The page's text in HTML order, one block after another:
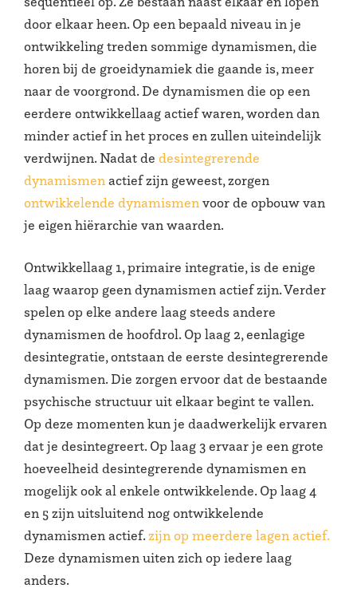
door elkaar heen. Op een bepaald niveau in je
ontwikkeling treden sommige dynamismen, die
horen bij de groeidynamiek die gaande is, meer
naar de voorgrond. De dynamismen die op een
eerdere ontwikkellaag actief waren, worden dan
minder actief in het proces en zullen uiteindelijk
verdwijnen. Nadat de desintegrerende
dynamismenactief zijn geweest, zorgen
ontwikkelende dynamismenvoor de opbouw van
je eigen hiërarchie van waarden.
Ontwikkellaag 1, primaire integratie, is de enige
laag waarop geen dynamismen actief zijn. Verder
spelen op elke andere laag steeds andere
dynamismen de hoofdrol. Op laag 2, eenlagige
desintegratie, ontstaan de eerste desintegrerende
dynamismen. Die zorgen ervoor dat de bestaande
psychische structuur uit elkaar begint te vallen.
Op deze momenten kun je daadwerkelijk ervaren
dat je desintegreert. Op laag 3 ervaar je een grote
hoeveelheid desintegrerende dynamismen en
mogelijk ook al enkele ontwikkelende. Op laag 4
en 5 zijn uitsluitend nog ontwikkelende
dynamismen actief.zijn op meerdere lagen actief.
Deze dynamismen uiten zich op iedere laag
anders.